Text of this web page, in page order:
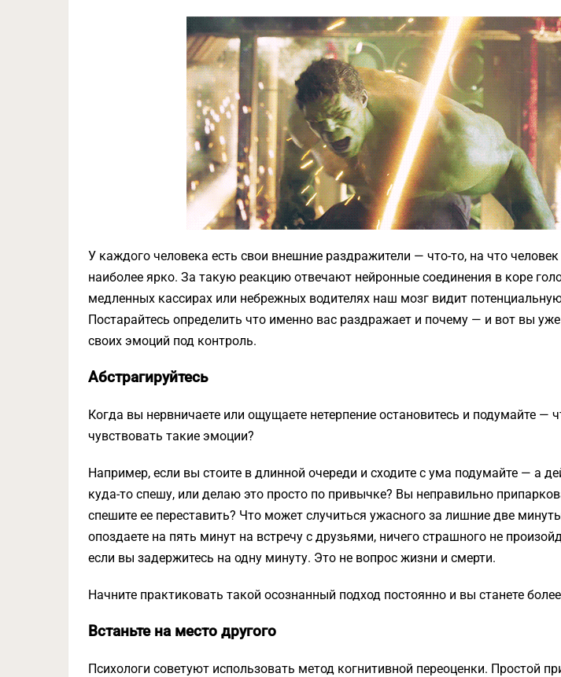
У каждого человека есть свои внешние раздражители — что-то, на что человек
наиболее ярко. За такую реакцию отвечают нейронные соединения в коре
медленных кассирах или небрежных водителях наш мозг видит
Постарайтесь определить что именно вас раздражает и почему — и вот вы
своих эмоций под контроль.
Абстрагируйтесь
Когда вы нервничаете или ощущаете нетерпение остановитесь и подумайте —
чувствовать такие эмоции?
Например, если вы стоите в длинной очереди и сходите с ума подумайте — а
куда-то спешу, или делаю это просто по привычке? Вы неправильно
спешите ее переставить? Что может случиться ужасного за лишние две
опоздаете на пять минут на встречу с друзьями, ничего страшного не
если вы задержитесь на одну минуту. Это не вопрос жизни и смерти.
Начните практиковать такой осознанный подход постоянно и вы станете
Встаньте на место другого
Психологи советуют использовать метод когнитивной переоценки. Простой